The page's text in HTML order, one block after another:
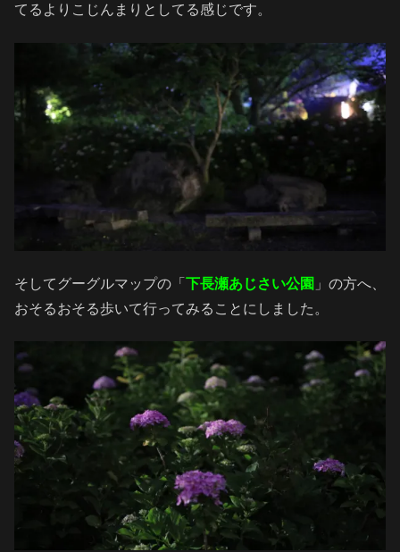
てるよりこじんまりとしてる感じです。
そしてグーグルマップの「 下長瀬あじさい公園 」の方へ、
おそるおそる歩いて行ってみることにしました。